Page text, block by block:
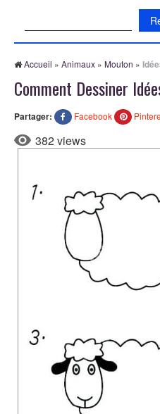
Accueil » Animaux » Mouton »
Comment Dessiner
Partager: Facebook
382 views